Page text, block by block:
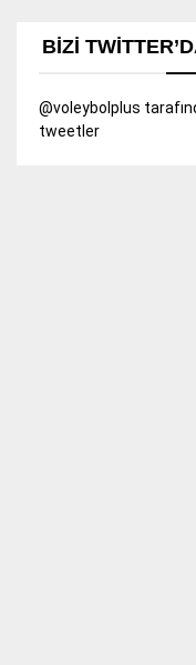
BIZI
@voleybolplus
tweetler